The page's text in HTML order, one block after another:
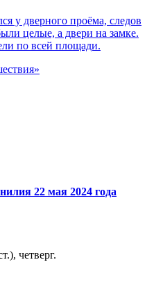
у дверного проёма, следов
целые, а двери на замке.
по всей площади.
22 мая 2024 года
четверг.